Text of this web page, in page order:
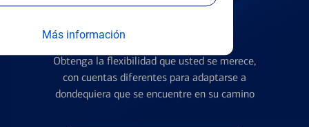
Más informaciónCuentas de Cheques
Obtenga la flexibilidad que usted se merece,
con cuentas diferentes para adaptarse a
dondequiera que se encuentre en su camino